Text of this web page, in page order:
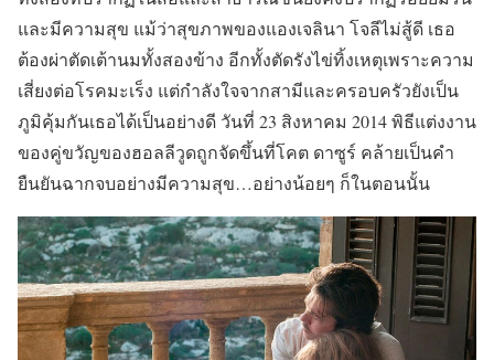
และมีความสุข แม้ว่าสุขภาพของแองเจลินา โจลีไม่สู้ดี เธอ
ต้องผ่าตัดเต้านมทั้งสองข้าง อีกทั้งตัดรังไข่ทิ้งเหตุเพราะความ
เสี่ยงต่อโรคมะเร็ง แต่กำลังใจจากสามีและครอบครัวยังเป็น
ภูมิคุ้มกันเธอได้เป็นอย่างดี วันที่ 23 สิงหาคม 2014 พิธีแต่งงาน
ของคู่ขวัญของฮอลลีวูดถูกจัดขึ้นที่โคต ดาซูร์ คล้ายเป็นคำ
ยืนยันฉากจบอย่างมีความสุข…อย่างน้อยๆ ก็ในตอนนั้น